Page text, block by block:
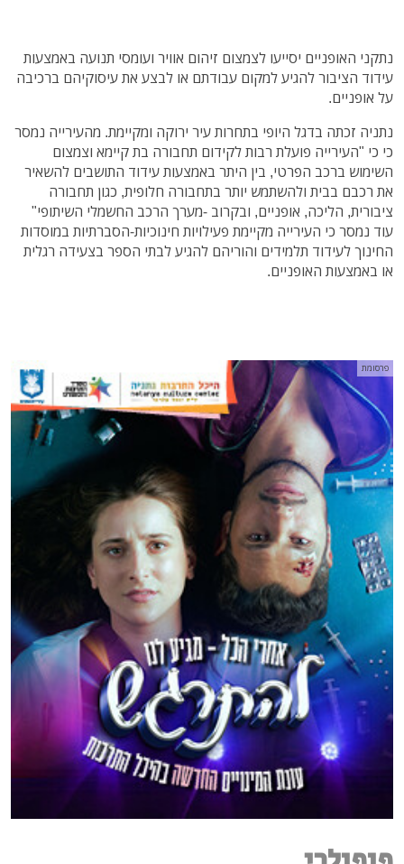
נתקני האופניים יסייעו לצמצום זיהום אוויר ועומסי תנועה באמצעות
עידוד הציבור להגיע למקום עבודתם או לבצע את עיסוקיהם ברכיבה
על אופניים.
נתניה זכתה בדגל היופי בתחרות עיר ירוקה ומקיימת. מהעירייה נמסר
כי כי "העירייה פועלת רבות לקידום תחבורה בת קיימא וצמצום
השימוש ברכב הפרטי, בין היתר באמצעות עידוד התושבים להשאיר
את רכבם בבית ולהשתמש יותר בתחבורה חלופית, כגון תחבורה
ציבורית, הליכה, אופניים, ובקרוב -מערך הרכב החשמלי השיתופי"
עוד נמסר כי העירייה מקיימת פעילויות חינוכיות-הסברתיות במוסדות
החינוך לעידוד תלמידים והוריהם להגיע לבתי הספר בצעידה רגלית
או באמצעות האופניים.
פרסומת